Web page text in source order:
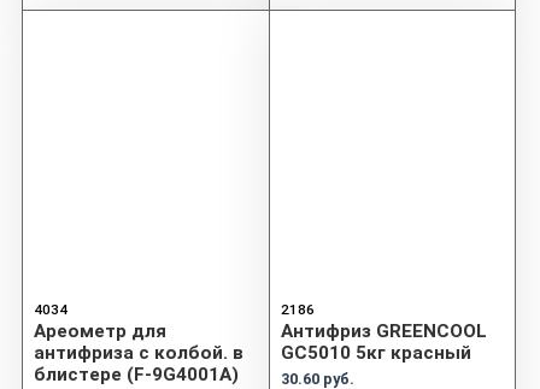
4034
Ареометр для
антифриза с колбой. в
блистере (F-9G4001A)
2186
Антифриз GREENCOOL
GC5010 5кг красный
30.60 руб.